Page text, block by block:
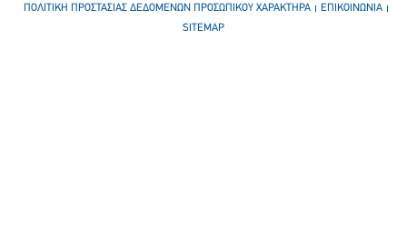
ΠΟΛΙΤΙΚΗ ΠΡΟΣΤΑΣΙΑΣ ΔΕΔΟΜΕΝΩΝ ΠΡΟΣΩΠΙΚΟΥ ΧΑΡΑΚΤΗΡΑ
ΕΠΙΚΟΙΝΩΝΙΑ
SITEMAP